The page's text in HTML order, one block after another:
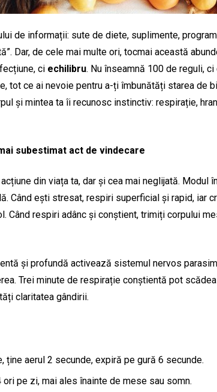
de informații: sute de diete, suplimente,
Dar, de cele mai multe ori, tocmai această
ci echilibru. Nu înseamnă 100 de reguli,
tot ce ai nevoie pentru a-ți îmbunătăți starea de
și mintea ta îi recunosc instinctiv: respirație,
subestimat act de vindecare
din viața ta, dar și cea mai neglijată. Modul
Când ești stresat, respiri superficial și rapid, iar
Când respiri adânc și conștient, trimiți corpului
și profundă activează sistemul nervos
Trei minute de respirație conștientă pot
claritatea gândirii.
ține aerul 2 secunde, expiră pe gură 6 secunde.
pe zi, mai ales înainte de mese sau somn.